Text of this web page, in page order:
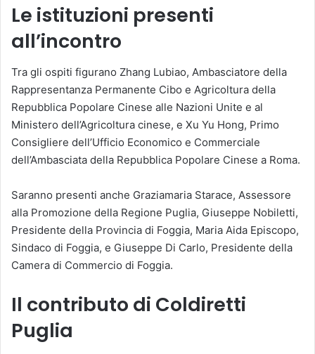
Le istituzioni presenti
all’incontro
Tra gli ospiti figurano Zhang Lubiao, Ambasciatore della
Rappresentanza Permanente Cibo e Agricoltura della
Repubblica Popolare Cinese alle Nazioni Unite e al
Ministero dell’Agricoltura cinese, e Xu Yu Hong, Primo
Consigliere dell’Ufficio Economico e Commerciale
dell’Ambasciata della Repubblica Popolare Cinese a Roma.
Saranno presenti anche Graziamaria Starace, Assessore
alla Promozione della Regione Puglia, Giuseppe Nobiletti,
Presidente della Provincia di Foggia, Maria Aida Episcopo,
Sindaco di Foggia, e Giuseppe Di Carlo, Presidente della
Camera di Commercio di Foggia.
Il contributo di Coldiretti
Puglia